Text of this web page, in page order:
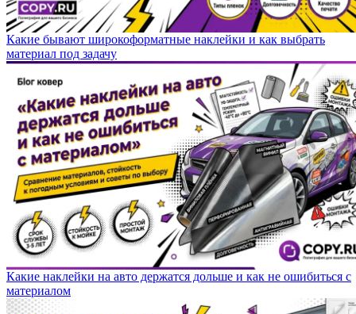
Какие бывают широкоформатные наклейки и как выбрать
материал под задачу
Какие наклейки на авто держатся дольше и как не ошибиться с
материалом